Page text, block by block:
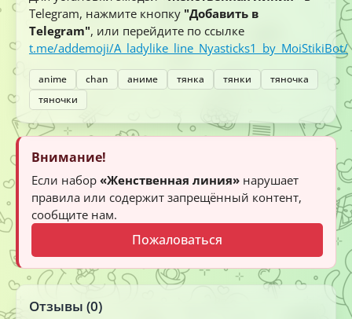
Telegram, нажмите кнопку "Добавить в
Telegram", или перейдите по ссылке
t.me/addemoji/A_ladylike_line_Nyasticks1_by_MoiStikiBot/
anime chan аниме тянка тянки
тяночка
тяночки
Внимание!
Если набор «Женственная линия» нарушает
правила или содержит запрещённый контент,
сообщите нам.
Пожаловаться
Отзывы (0)